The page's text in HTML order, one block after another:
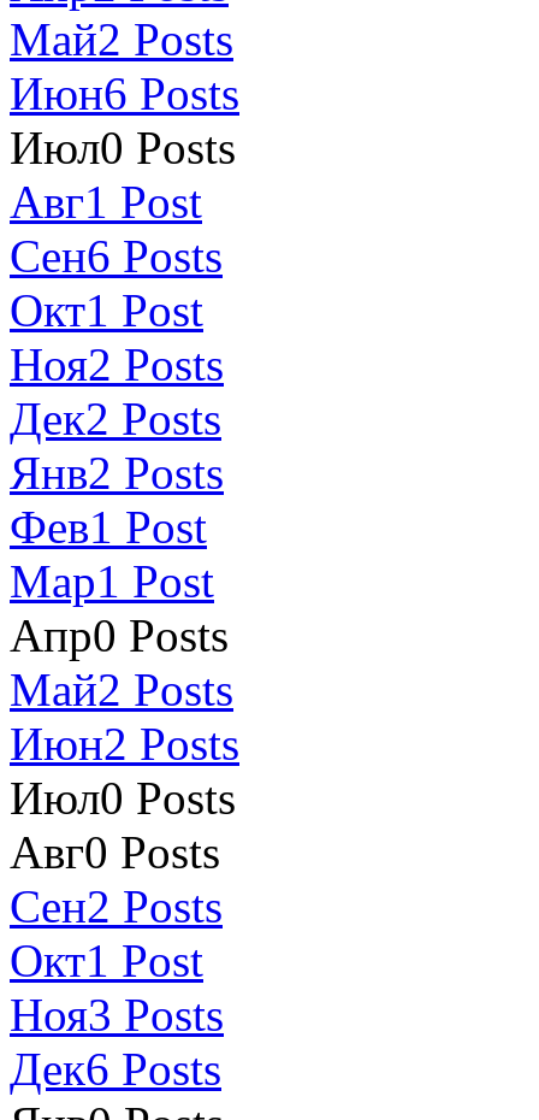
Май2 Posts
Июн6 Posts
Июл0 Posts
Авг1 Post
Сен6 Posts
Окт1 Post
Ноя2 Posts
Дек2 Posts
Янв2 Posts
Фев1 Post
Мар1 Post
Апр0 Posts
Май2 Posts
Июн2 Posts
Июл0 Posts
Авг0 Posts
Сен2 Posts
Окт1 Post
Ноя3 Posts
Дек6 Posts